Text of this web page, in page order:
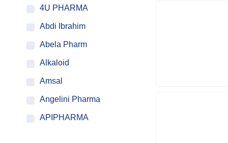
4U PHARMA
Abdi Ibrahim
Abela Pharm
Alkaloid
Amsal
Angelini Pharma
APIPHARMA